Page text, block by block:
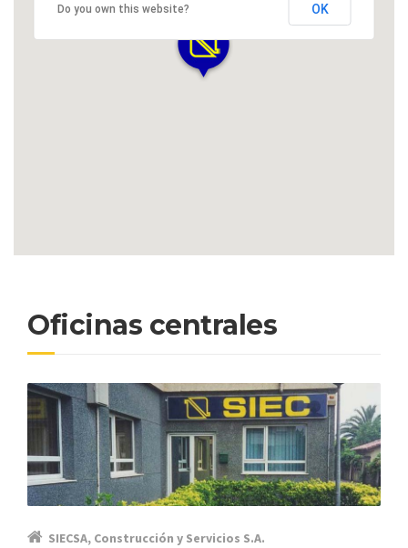
Do you own this website? OK
Oficinas centrales
SIECSA, Construcción y Servicios S.A.